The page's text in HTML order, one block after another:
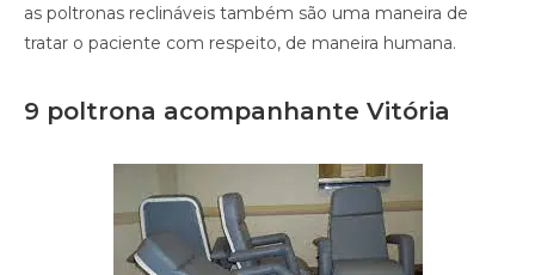
as poltronas reclináveis também são uma maneira de
tratar o paciente com respeito, de maneira humana.
9 poltrona acompanhante Vitória